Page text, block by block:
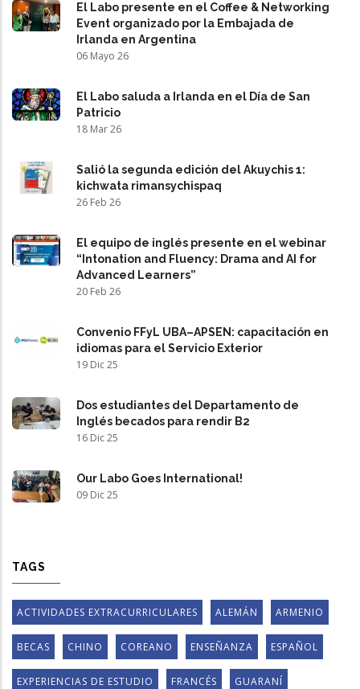
El Labo presente en el Coffee & Networking
Event organizado por la Embajada de
Irlanda en Argentina
06 Mayo 26
El Labo saluda a Irlanda en el Día de San
Patricio
18 Mar 26
Salió la segunda edición del Akuychis 1:
kichwata rimansychispaq
26 Feb 26
El equipo de inglés presente en el webinar
“Intonation and Fluency: Drama and AI for
Advanced Learners”
20 Feb 26
Convenio FFyL UBA–APSEN: capacitación en
idiomas para el Servicio Exterior
19 Dic 25
Dos estudiantes del Departamento de
Inglés becados para rendir B2
16 Dic 25
Our Labo Goes International!
09 Dic 25
TAGS
ACTIVIDADES EXTRACURRICULARES ALEMÁN ARMENIO
BECAS CHINO COREANO ENSEÑANZA ESPAÑOL
EXPERIENCIAS DE ESTUDIO FRANCÉS GUARANÍ